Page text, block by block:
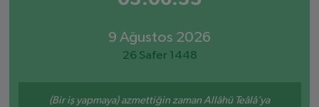
9 Ağustos 2026
26 Safer 1448
(Bir iş yapmaya) azmettiğin zaman Allâhü Teâlâ’ya